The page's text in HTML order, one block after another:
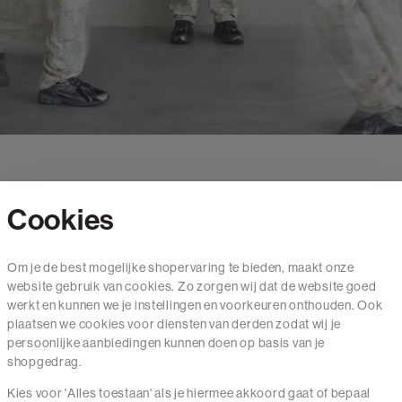
Mail ons
020 - 3412 650
Van maandag t/m vrijdag van 8.30 uur tot 18.00 uur.
Cookies
Om je de best mogelijke shopervaring te bieden, maakt onze
website gebruik van cookies. Zo zorgen wij dat de website goed
werkt en kunnen we je instellingen en voorkeuren onthouden. Ook
plaatsen we cookies voor diensten van derden zodat wij je
persoonlijke aanbiedingen kunnen doen op basis van je
shopgedrag.
Kies voor 'Alles toestaan' als je hiermee akkoord gaat of bepaal